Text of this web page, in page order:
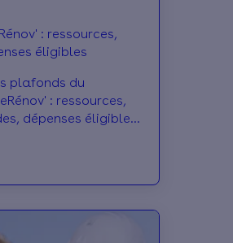
: ressources,
éligibles
plafonds du
: ressources,
dépenses éligibles